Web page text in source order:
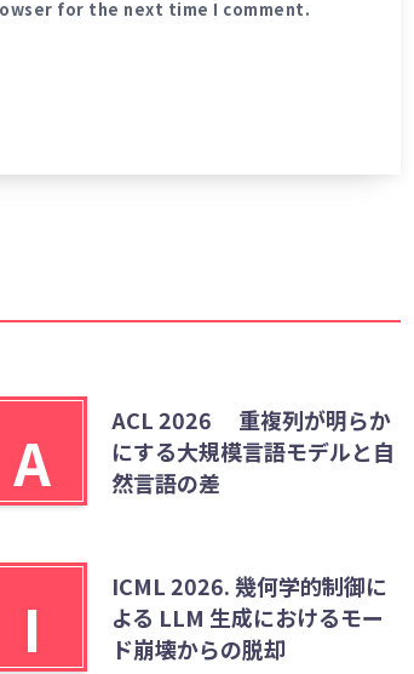
for the next time I comment.
A
ACL 2026 重複列が明らか
にする大規模言語モデルと自
然言語の差
I
ICML 2026. 幾何学的制御に
よる LLM 生成におけるモー
ド崩壊からの脱却